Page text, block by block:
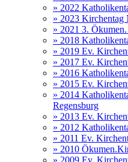
» 2022
» 2023 Kirchentag
» 2021 3.
» 2018
» 2019 Ev.
» 2017 Ev.
» 2016
» 2015 Ev.
» 2014
Regensburg
» 2013 Ev.
» 2012
» 2011 Ev.
» 2010
» 2009 Ev.